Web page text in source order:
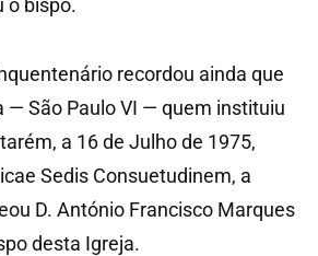
recordou ainda que
— São Paulo VI — quem instituiu
a 16 de Julho de 1975,
Sedis Consuetudinem, a
D. António Francisco Marques
desta Igreja.